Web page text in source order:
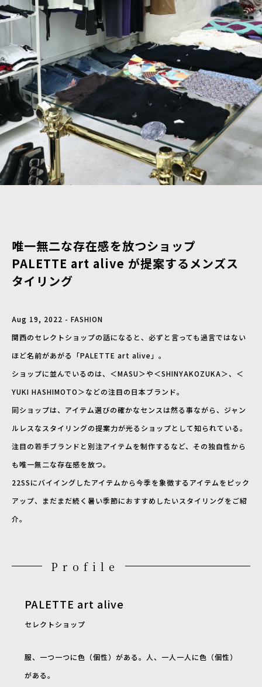
唯一無二な存在感を放つショップ
PALETTE art alive が提案するメンズス
タイリング
Aug 19, 2022 - FASHION
関西のセレクトショップの話になると、必ずと言っても過言ではない
ほど名前があがる「PALETTE art alive」。
ショップに並んでいるのは、＜MASU＞や＜SHINYAKOZUKA＞、＜
YUKI HASHIMOTO＞などの注目の日本ブランド。
同ショップは、アイテム選びの確かなセンスは然る事ながら、ジャン
ルレスなスタイリングの提案力が光るショップとして知られている。
注目の若手ブランドと別注アイテムを制作するなど、その独自性から
も唯一無二な存在感を放つ。
22SSにバイイングしたアイテムから今季を象徴するアイテムをピック
アップ、まだまだ続く暑い季節におすすめしたいスタイリングをご紹
介。
Profile
PALETTE art alive
セレクトショップ
服、一つ一つに色（個性）がある。人、一人一人に色（個性）
がある。